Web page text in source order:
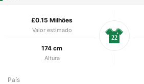
£0.15 Milhões
Valor estimado
174 cm
Altura
22
País